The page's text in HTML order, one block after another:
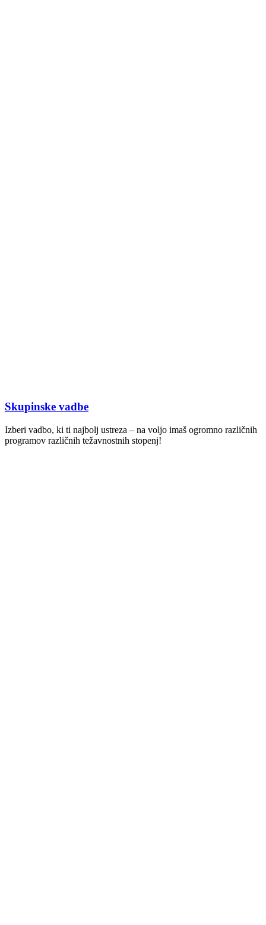
Skupinske vadbe
Izberi vadbo, ki ti najbolj ustreza – na voljo imaš ogromno različnih
programov različnih težavnostnih stopenj!